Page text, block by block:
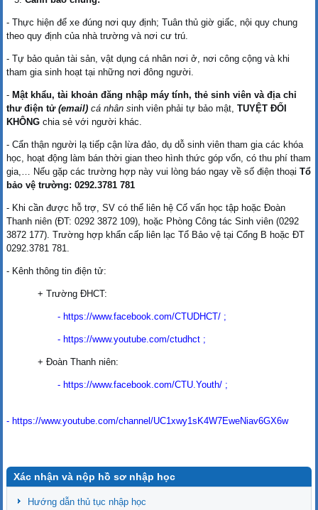
- Thực hiện để xe đúng nơi quy định; Tuân thủ giờ giấc, nội quy chung
theo quy định của nhà trường và nơi cư trú.
- Tự bảo quản tài sản, vật dụng cá nhân nơi ở, nơi công cộng và khi
tham gia sinh hoạt tại những nơi đông người.
- Mật khẩu, tài khoản đăng nhập máy tính, thẻ sinh viên và địa chỉ
thư điện tử(email) cá nhân sinh viên phải tự bảo mật,TUYỆT ĐỐI
KHÔNG chia sẻ với người khác.
- Cẩn thận người lạ tiếp cận lừa đảo, dụ dỗ sinh viên tham gia các khóa
học, hoạt động làm bán thời gian theo hình thức góp vốn, có thu phí tham
gia,… Nếu gặp các trường hợp này vui lòng báo ngay về số điện thoạiTổ
bảo vệ trường: 0292.3781 781
- Khi cần được hỗ trợ, SV có thể liên hệ Cố vấn học tập hoặc Đoàn
Thanh niên (ĐT: 0292 3872 109), hoặc Phòng Công tác Sinh viên (0292
3872 177). Trường hợp khẩn cấp liên lạc Tổ Bảo vệ tại Cổng B hoặc ĐT
0292.3781 781.
- Kênh thông tin điện tử:
+ Trường ĐHCT:
- https://www.facebook.com/CTUDHCT/ ;
- https://www.youtube.com/ctudhct ;
+ Đoàn Thanh niên:
- https://www.facebook.com/CTU.Youth/ ;
- https://www.youtube.com/channel/UC1xwy1sK4W7EweNiav6GX6w
Xác nhận và nộp hồ sơ nhập học
Hướng dẫn thủ tục nhập học